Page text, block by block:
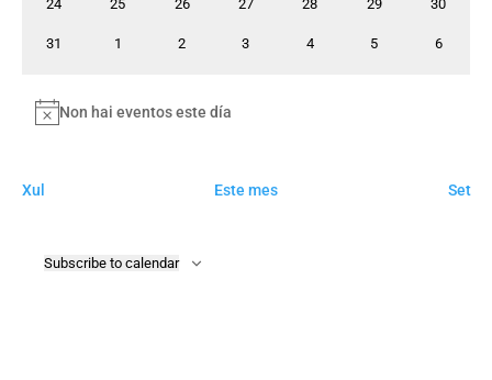
24 25 26 27 28 29 30
0
31
01
0
2
0
3
0
4
0
5
0
6
Notice
Non hai eventos este día
Xul Este mes Set
Subscribe to calendar